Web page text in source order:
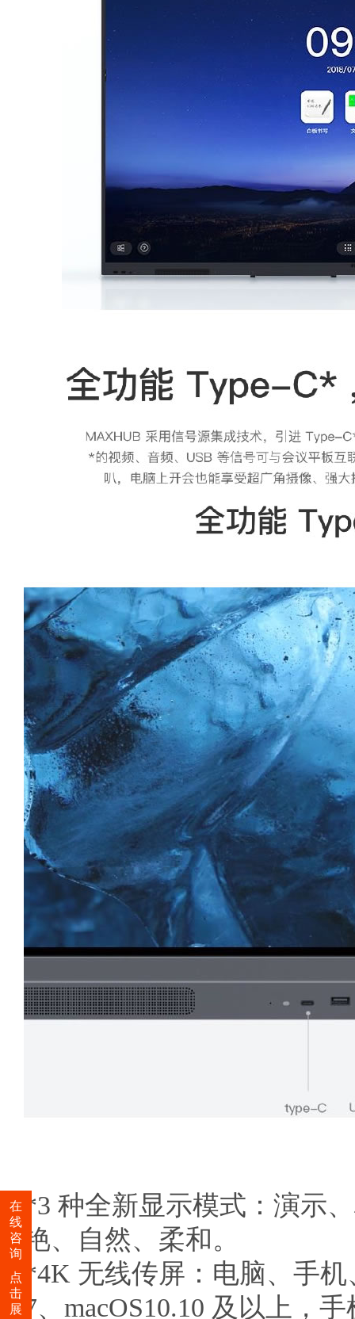
*3 种全新显示模式：演示
艳、自然、柔和。
*4K 无线传屏：电脑、手
7、macOS10.10 及以上，
在
线
咨
询
点
击
展